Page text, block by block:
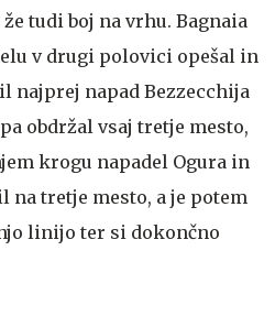
tudi boj na vrhu. Bagnaia
v drugi polovici opešal in
najprej napad Bezzecchija
obdržal vsaj tretje mesto,
krogu napadel Ogura in
na tretje mesto, a je potem
linijo ter si dokončno